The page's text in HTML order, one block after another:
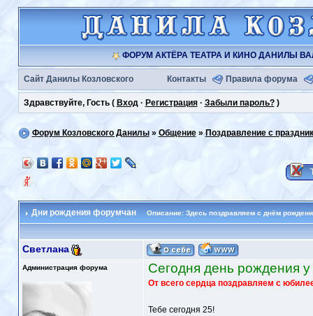
ФОРУМ АКТЁРА ТЕАТРА И КИНО ДАНИЛЫ
Сайт Данилы Козловского Контакты Правила форума
Здравствуйте, Гость ( Вход· Регистрация· Забыли пароль?)
Форум Козловского Данилы» Общение» Поздравление с
Дни рождения форумчан Описание: Здесь поздравляем с днём
Светлана
Администрация форума Сегодня день рождения у
От всего сердца поздравляем с
Тебе сегодня 25!